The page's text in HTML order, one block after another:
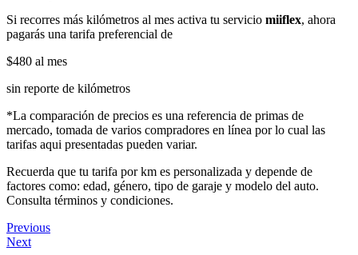
Si recorres más kilómetros al mes activa tu servicio miiflex, ahora
pagarás una tarifa preferencial de
$480 al mes
sin reporte de kilómetros
*La comparación de precios es una referencia de primas de
mercado, tomada de varios compradores en línea por lo cual las
tarifas aqui presentadas pueden variar.
Recuerda que tu tarifa por km es personalizada y depende de
factores como: edad, género, tipo de garaje y modelo del auto.
Consulta términos y condiciones.
Previous
Next